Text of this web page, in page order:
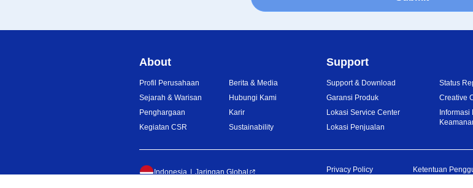
About
Profil Perusahaan
Sejarah & Warisan
Penghargaan
Kegiatan CSR
Berita & Media
Hubungi Kami
Karir
Sustainability
Support
Support & Download
Garansi Produk
Lokasi Service Center
Lokasi Penjualan
Status
Creative
Informasi
Indonesia Jaringan Global Privacy Policy Ketentuan